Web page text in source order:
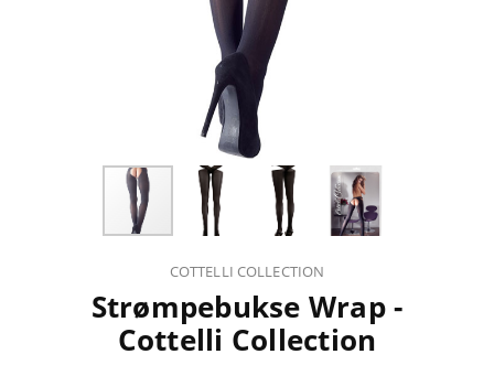
COTTELLI COLLECTION
Strømpebukse Wrap -
Cottelli Collection